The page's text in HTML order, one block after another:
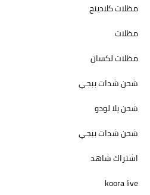
مظلات كلادينج
مظلات
مظلات لكسان
شحن شدات ببجي
شحن يلا لودو
شحن شدات ببجي
اشتراك شاهد
koora live